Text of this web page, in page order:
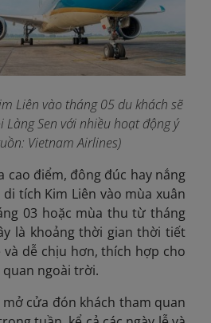
Liên vào tháng 05 du khách sẽ
Sen với nhiều hoạt động ý
Vietnam Airlines)
cao điểm, đông đúc hay nắng
tích Kim Liên vào mùa xuân
03 hoặc mùa thu từ tháng
là khoảng thời gian thời tiết
dễ chịu hơn, thích hợp cho
ngoài trời.
cửa đón khách tham quan